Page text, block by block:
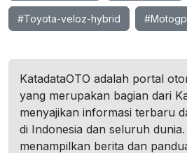
#Toyota-veloz-hybrid #Motogp
KatadataOTO adalah portal
yang merupakan bagian dari
menyajikan informasi terbaru
di Indonesia dan seluruh
menampilkan berita dan